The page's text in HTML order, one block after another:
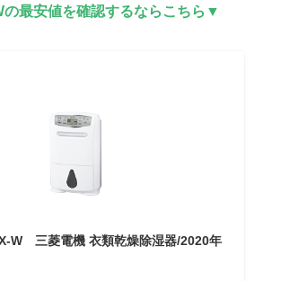
最安値を確認するならこちら▼
W 三菱電機 衣類乾燥除湿器/2020年